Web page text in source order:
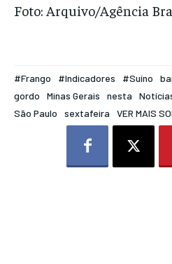
Foto: Arquivo/Agência
#Frango #Indicadores #Suíno
gordo
Minas Gerais nesta
São Paulo
sextafeira VER MAIS